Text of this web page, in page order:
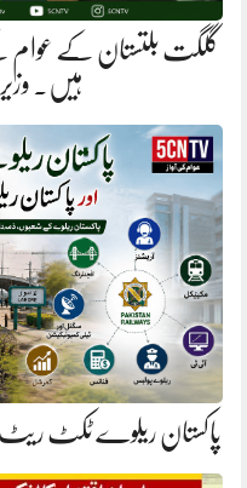
گلگت بلتستان کے عوام
ہیں.
پاکستان ریلوے ٹکٹ ریٹ